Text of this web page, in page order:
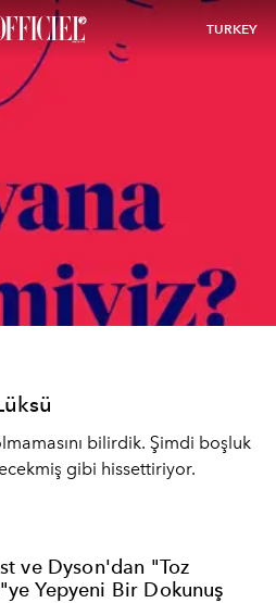
TURKEY
bilirdik. Şimdi boşluk
gibi hissettiriyor.
ve Dyson'dan "Toz
Yepyeni Bir Dokunuş